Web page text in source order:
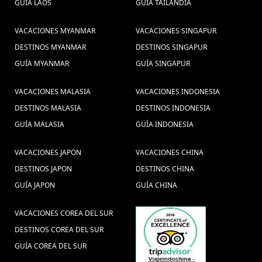
Mekong Delta Vietnam (1) ,guia de
viajes (2) ,Viajar a hoian (3) ,visitar Tailândia
(4) ,viajar a camboya (21) ,Recorrido Laos
(3) ,viajar a a tailandia (1) ,
alimentos y
Camboja (1) ,
Vacación familiar de
Vietnam (2) ,
Viaje a Vietnam (49) , Férias
Turismo no Camboja, Viagem
barata ao Camboja, Pacotes de
viagens Camboja, Pacote de
viagem ao Camboja, Descubrir o
Camboja (1) ,
Recorrido Myanmar
(4) ,
Viaje a Medida a Tailandia (5) ,
GUÍA LAOS
GUÍA TAILANDIA
VACACIONES MYANMAR
DESTINOS MYANMAR
GUÍA MYANMAR
VACACIONES SINGAPUR
DESTINOS SINGAPUR
GUÍA SINGAPUR
VACACIONES MALASIA
DESTINOS MALASIA
GUÍA MALASIA
VACACIONES INDONESIA
DESTINOS INDONESIA
GUÍA INDONESIA
VACACIONES JAPON
DESTINOS JAPON
GUÍA JAPON
VACACIONES CHINA
DESTINOS CHINA
GUÍA CHINA
VACACIONES COREA DEL SUR
DESTINOS COREA DEL SUR
GUÍA COREA DEL SUR